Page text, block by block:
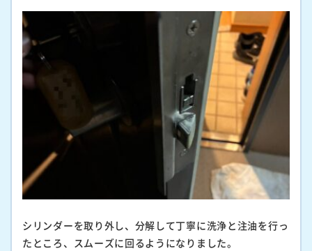
シリンダーを取り外し、分解して丁寧に洗浄と注油を行っ
たところ、スムーズに回るようになりました。